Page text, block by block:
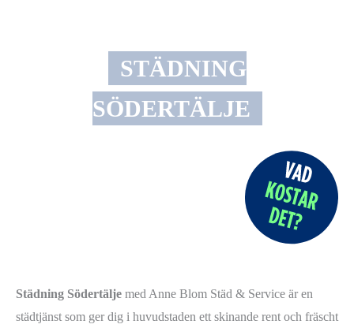
STÄDNING
SÖDERTÄLJE
Städning Södertälje med Anne Blom Städ & Service är en
städtjänst som ger dig i huvudstaden ett skinande rent och fräscht